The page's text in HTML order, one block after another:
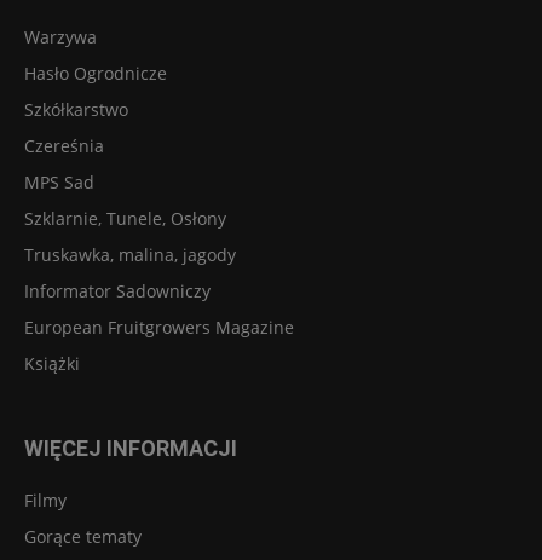
Warzywa
Hasło Ogrodnicze
Szkółkarstwo
Czereśnia
MPS Sad
Szklarnie, Tunele, Osłony
Truskawka, malina, jagody
Informator Sadowniczy
European Fruitgrowers Magazine
Książki
WIĘCEJ INFORMACJI
Filmy
Gorące tematy